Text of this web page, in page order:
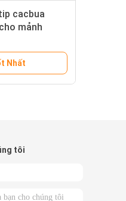
cacbua
mảnh
Nhất
tôi